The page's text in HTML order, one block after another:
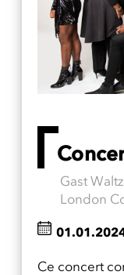
Gast
London
Ce concert